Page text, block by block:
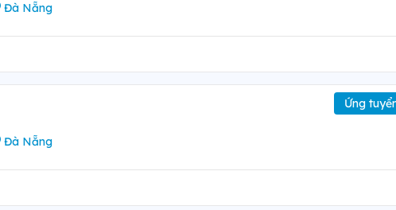
Đà Nẵng
Đà Nẵng
Ứng